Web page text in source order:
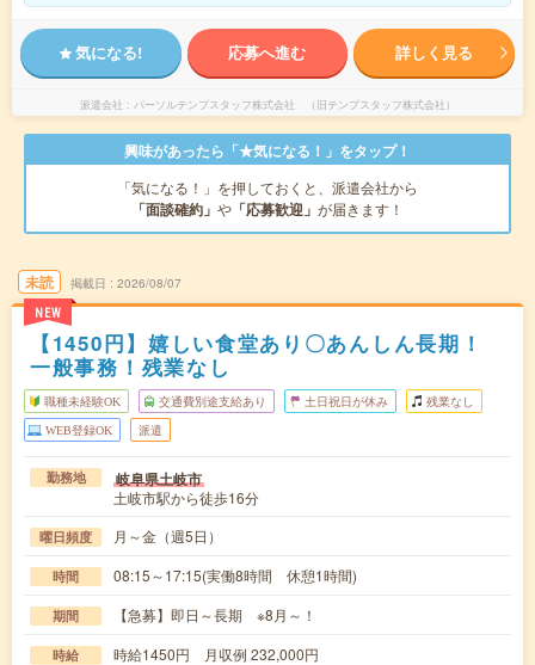
気になる! 応募へ進む 詳しく見る
派遣会社 パーソルテンプスタッフ株式会社 （旧テンプスタッフ株式会社）
興味があったら「★気になる！」をタップ！
「気になる！」を押しておくと、派遣会社から
「面談確約」 や 「応募歓迎」 が届きます！
未読
NEW
掲載日 2026/08/07
【1450円】嬉しい食堂あり〇あんしん長期！
一般事務！残業なし
職種未経験OK 交通費別途支給あり 土日祝日が休み 残業なし
WEB登録OK 派遣
勤務地 岐阜県土岐市
土岐市駅から徒歩16分
曜日頻度 月～金（週5日）
時間 08:15～17:15(実働8時間 休憩1時間)
期間 【急募】即日～長期 ※8月～！
時給 時給1450円 月収例 232,000円